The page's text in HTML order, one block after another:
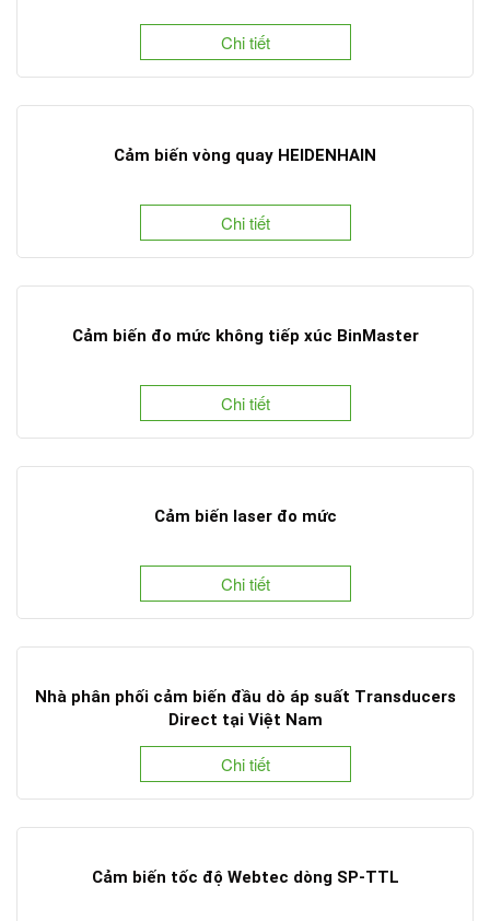
Chi tiết
Cảm biến vòng quay HEIDENHAIN
Chi tiết
Cảm biến đo mức không tiếp xúc BinMaster
Chi tiết
Cảm biến laser đo mức
Chi tiết
Nhà phân phối cảm biến đầu dò áp suất Transducers
Direct tại Việt Nam
Chi tiết
Cảm biến tốc độ Webtec dòng SP-TTL